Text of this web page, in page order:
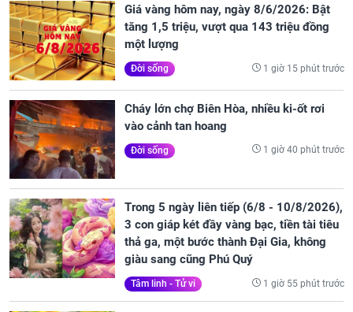
Giá vàng hôm nay, ngày 8/6/2026: Bật
tăng 1,5 triệu, vượt qua 143 triệu đồng
một lượng
Đời sống 1 giờ 15 phút trước
Cháy lớn chợ Biên Hòa, nhiều ki-ốt rơi
vào cảnh tan hoang
Đời sống 1 giờ 40 phút trước
Trong 5 ngày liên tiếp (6/8 - 10/8/2026),
3 con giáp két đầy vàng bạc, tiền tài tiêu
thả ga, một bước thành Đại Gia, không
giàu sang cũng Phú Quý
Tâm linh - Tử vi 1 giờ 55 phút trước